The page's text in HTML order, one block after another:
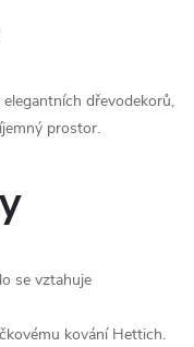
dřevodekorů,
prostor.
se vztahuje
kování Hettich.